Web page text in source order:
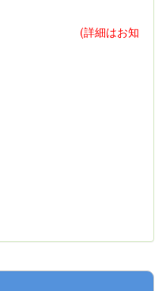
(詳細はお知